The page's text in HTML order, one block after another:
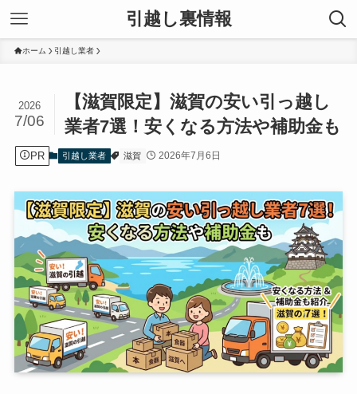
引越し裏情報
ホーム 引越し業者
【滋賀限定】滋賀の安い引っ越し
業者7選！安くなる方法や補助金も
2026
7/06
PR 引越し業者 滋賀 2026年7月6日